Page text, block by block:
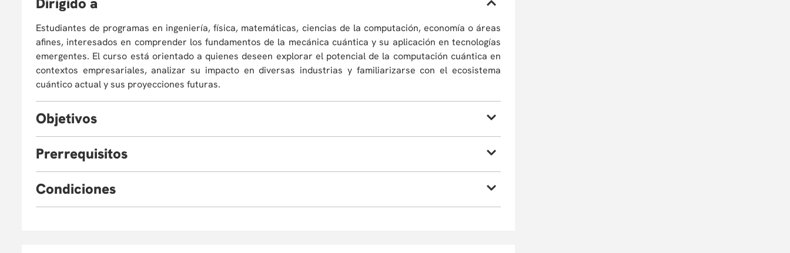
Estudiantes de programas en ingeniería, física, matemáticas, ciencias de la computación, economía o áreas
afines, interesados en comprender los fundamentos de la mecánica cuántica y su aplicación en tecnologías
emergentes. El curso está orientado a quienes deseen explorar el potencial de la computación cuántica en
contextos empresariales, analizar su impacto en diversas industrias y familiarizarse con el ecosistema
cuántico actual y sus proyecciones futuras.
Objetivos
Comprender los conceptos fundamentales de la mecánica cuántica y su impacto en las tecnologías
Entender el panorama actual del ecosistema empresarial cuántico y sus tendencias futuras.
Prerrequisitos
Condiciones